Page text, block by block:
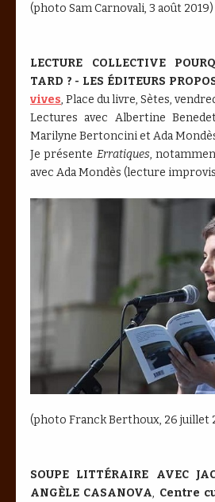
(photo Sam Carnovali, 3 août 2019)
LECTURE COLLECTIVE
TARD ? - LES ÉDITEURS
vives, Place du livre, Sètes,
Lectures avec Albertine
Marilyne Bertoncini et Ada
Je présente Erratiques,
avec Ada Mondès (lecture
(photo Franck Berthoux, 26 juillet
SOUPE LITTÉRAIRE AVEC
ANGÈLE CASANOVA, Centre